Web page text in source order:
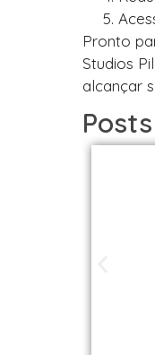
Pronto
Studios
alcançar